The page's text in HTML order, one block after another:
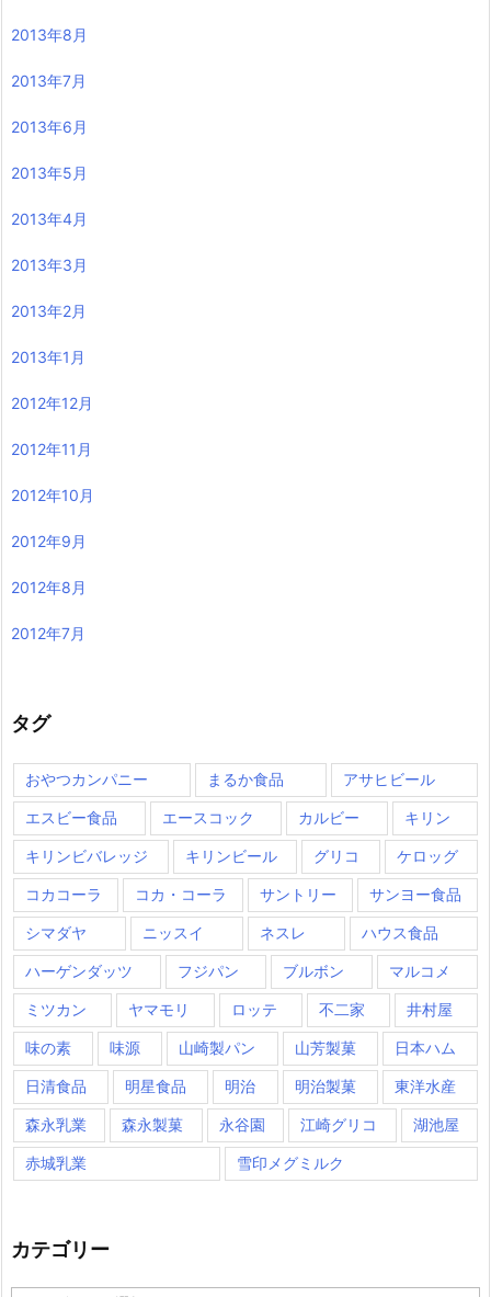
2013年8月
2013年7月
2013年6月
2013年5月
2013年4月
2013年3月
2013年2月
2013年1月
2012年12月
2012年11月
2012年10月
2012年9月
2012年8月
2012年7月
タグ
おやつカンパニー まるか食品 アサヒビール
エスビー食品 エースコック カルビー キリン
キリンビバレッジ キリンビール グリコ ケロッグ
コカコーラ コカ・コーラ サントリー サンヨー食品
シマダヤ ニッスイ ネスレ ハウス食品
ハーゲンダッツ フジパン ブルボン マルコメ
ミツカン ヤマモリ ロッテ 不二家 井村屋
味の素 味源 山崎製パン 山芳製菓 日本ハム
日清食品 明星食品 明治 明治製菓 東洋水産
森永乳業 森永製菓 永谷園 江崎グリコ 湖池屋
赤城乳業 雪印メグミルク
カテゴリー